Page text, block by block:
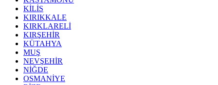
KİLİS
KIRIKKALE
KIRKLARELİ
KIRŞEHİR
KÜTAHYA
MUŞ
NEVŞEHİR
NİĞDE
OSMANİYE